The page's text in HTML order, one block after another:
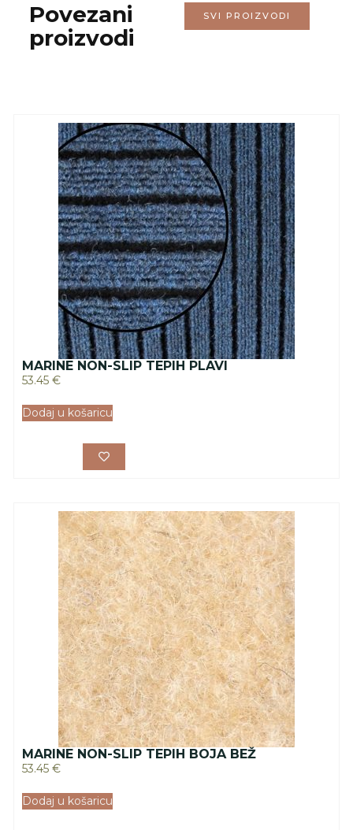
Povezani
proizvodi
SVI PROIZVODI
MARINE NON-SLIP TEPIH PLAVI
53.45 €
Dodaj u košaricu
MARINE NON-SLIP TEPIH BOJA BEŽ
53.45 €
Dodaj u košaricu